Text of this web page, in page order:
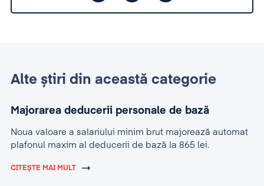
Alte știri din această categorie
Majorarea deducerii personale de bază
Noua valoare a salariului minim brut majorează automat
plafonul maxim al deducerii de bază la 865 lei.
CITEȘTE MAI MULT